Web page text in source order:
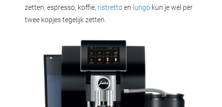
zetten, espresso, koffie, ristrettoen lungo kun je wel per
twee kopjes tegelijk zetten.